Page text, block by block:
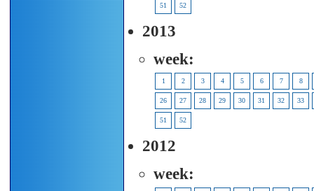
51 52
2013
week:
1 2 3 4 5 6 7 8
26 27 28 29 30 31 32 33
51 52
2012
week: